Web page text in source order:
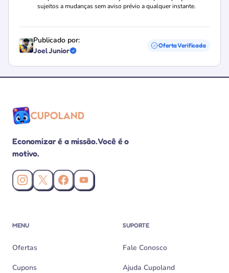
sujeitos a mudanças sem aviso prévio a qualquer instante.
Publicado por:
Joel JuniorLoja verificada
Oferta Verificada
Economizar é a missão. Você é o
motivo.
Instagram da Cupoland
X (Twitter) da Cupoland
Facebook da Cupoland
Canal da Cupoland no YouTube
MENU
Ofertas
Cupons
SUPORTE
Fale Conosco
Ajuda Cupoland